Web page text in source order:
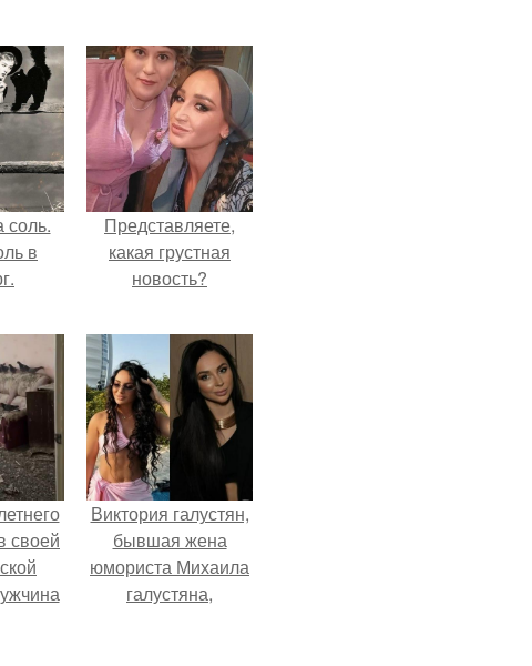
соль.
в
Представляете,
какая грустная
новость?
своей
Виктория галустян,
бывшая жена
юмориста Михаила
галустяна,